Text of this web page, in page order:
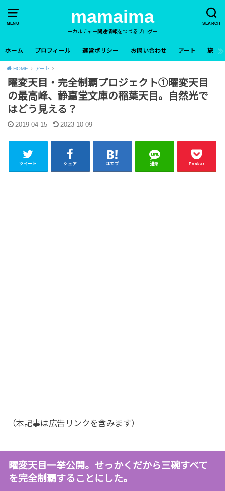
MENU SEARCH
mamaima
ーカルチャー関連情報をつづるブログー
ホーム プロフィール 運営ポリシー お問い合わせ アート 旅
HOME アート
曜変天目・完全制覇プロジェクト①曜変天目
の最高峰、静嘉堂文庫の稲葉天目。自然光で
はどう見える？
2019-04-15 2023-10-09
ツイート シェア はてブ 送る Pocket
（本記事は広告リンクを含みます）
曜変天目一挙公開。せっかくだから三碗すべて
を完全制覇することにした。